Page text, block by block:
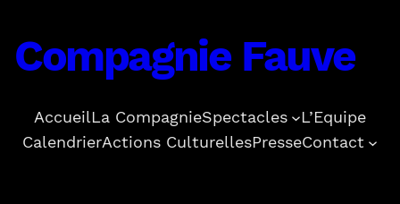
Compagnie Fauve
AccueilLa CompagnieSpectacles
L’Equipe
CalendrierActions CulturellesPresseContact